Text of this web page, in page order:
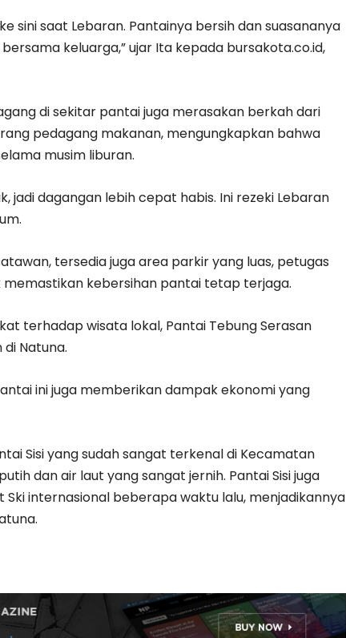
sini saat Lebaran. Pantainya bersih dan suasananya
keluarga,” ujar Ita kepada bursakota.co.id,
di sekitar pantai juga merasakan berkah dari
pedagang makanan, mengungkapkan bahwa
musim liburan.
jadi dagangan lebih cepat habis. Ini rezeki Lebaran
tersedia juga area parkir yang luas, petugas
memastikan kebersihan pantai tetap terjaga.
terhadap wisata lokal, Pantai Tebung Serasan
Natuna.
ini juga memberikan dampak ekonomi yang
Sisi yang sudah sangat terkenal di Kecamatan
dan air laut yang sangat jernih. Pantai Sisi juga
Ski internasional beberapa waktu lalu, menjadikannya